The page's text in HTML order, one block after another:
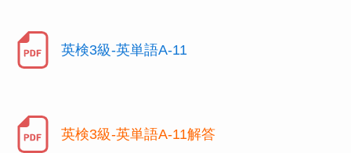
英検3級-英単語A-11
英検3級-英単語A-11解答